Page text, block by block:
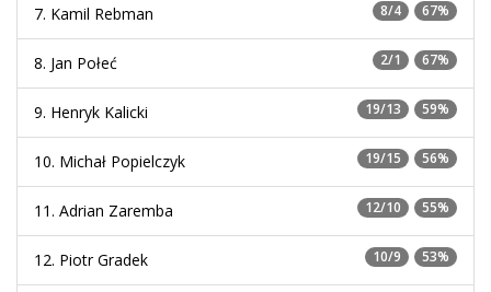
7. Kamil Rebman 67%
8/4
8. Jan Połeć 67%
2/1
9. Henryk Kalicki 59%
19/13
10. Michał Popielczyk 56%
19/15
11. Adrian Zaremba 55%
12/10
12. Piotr Gradek 53%
10/9